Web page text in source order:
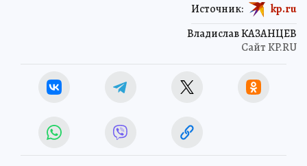
Владислав КАЗАНЦЕВ
Сайт KP.RU
Источник: kp.ru